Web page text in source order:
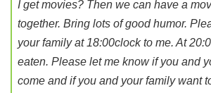
I get movies? Then we can have a
together. Bring lots of good humor.
your family at 18:00clock to me. At
eaten. Please let me know if you and
come and if you and your family want